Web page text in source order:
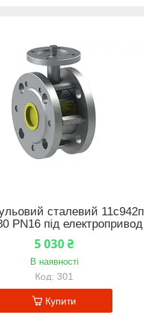
сталевий 11с942п
PN16 під електропривод
5 030 ₴
В наявності
301
Купити